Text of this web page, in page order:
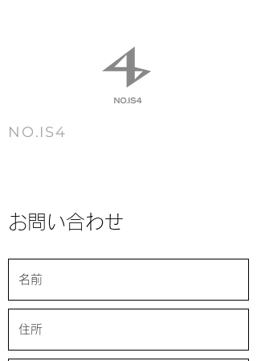
NO.IS4
m e n u
お問い合わせ